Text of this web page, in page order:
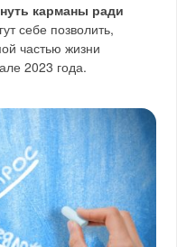
карманы ради
себе позволить,
частью жизни
2023 года.